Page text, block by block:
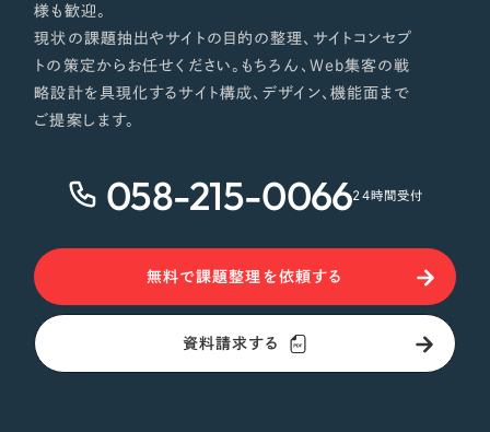
様も歓迎。
現状の課題抽出やサイトの目的の整理、サイトコンセプ
トの策定からお任せください。もちろん、Web集客の戦
略設計を具現化するサイト構成、デザイン、機能面まで
ご提案します。
058-215-006624時間受付
無料で課題整理を依頼する
資料請求する